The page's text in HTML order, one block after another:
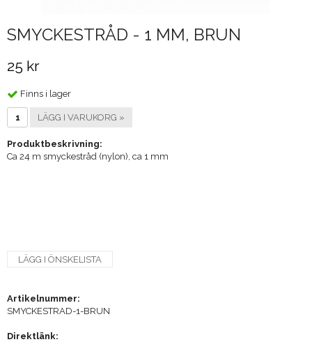
SMYCKESTRÅD - 1 MM, BRUN
25 kr
Finns i lager
LÄGG I VARUKORG »
Produktbeskrivning:
Ca 24 m smyckestråd (nylon), ca 1 mm
LÄGG I ÖNSKELISTA
Artikelnummer:
SMYCKESTRAD-1-BRUN
Direktlänk: